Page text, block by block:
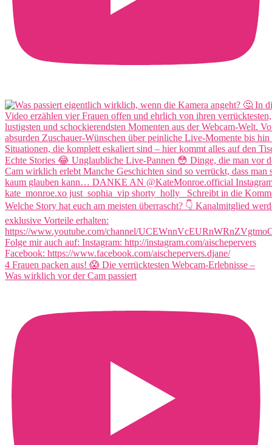
4 Frauen packen aus! 😱 Die verrücktesten Webcam-Erlebnisse –
Was wirklich vor der Cam passiert